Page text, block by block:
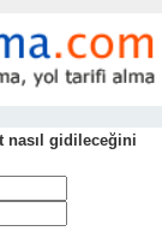
nasıl gidileceğini